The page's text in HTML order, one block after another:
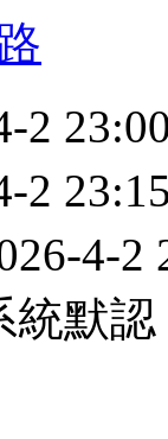
2
2
4-2
統默認